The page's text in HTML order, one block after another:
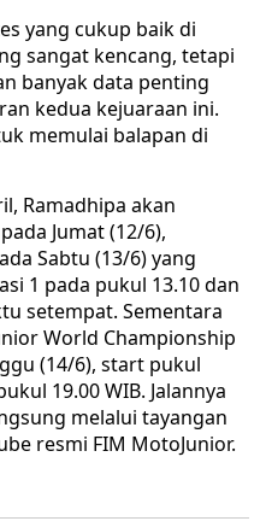
yang cukup baik di
sangat kencang, tetapi
banyak data penting
kedua kejuaraan ini.
memulai balapan di
Ramadhipa akan
Jumat (12/6),
Sabtu (13/6) yang
1 pada pukul 13.10 dan
setempat. Sementara
World Championship
(14/6), start pukul
19.00 WIB. Jalannya
melalui tayangan
resmi FIM MotoJunior.